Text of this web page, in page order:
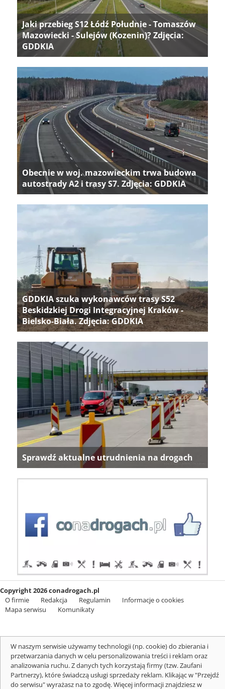
Jaki przebieg S12 Łódź Południe - Tomaszów
Mazowiecki - Sulejów (Kozenin)? Zdjęcia:
GDDKIA
Obecnie w woj. mazowieckim trwa budowa
autostrady A2 i trasy S7. Zdjęcia: GDDKIA
GDDKIA szuka wykonawców trasy S52
Beskidzkiej Drogi Integracyjnej Kraków -
Bielsko-Biała. Zdjęcia: GDDKIA
Sprawdź aktualne utrudnienia na drogach
Copyright 2026 conadrogach.pl
O firmie
Redakcja Regulamin
Informacje o cookies
Mapa serwisu
Komunikaty
W naszym serwisie używamy technologii (np. cookie) do zbierania i
przetwarzania danych w celu personalizowania treści i reklam oraz
analizowania ruchu. Z danych tych korzystają firmy (tzw. Zaufani
Partnerzy), które świadczą usługi sprzedaży reklam. Klikając w "Przejdź
do serwisu" wyrażasz na to zgodę. Więcej informacji znajdziesz w